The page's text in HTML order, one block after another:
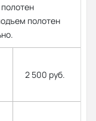
полотен
2 500 руб.